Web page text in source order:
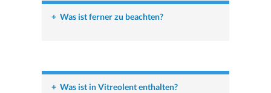
+ Was ist ferner zu beachten?
+ Was ist in Vitreolent enthalten?